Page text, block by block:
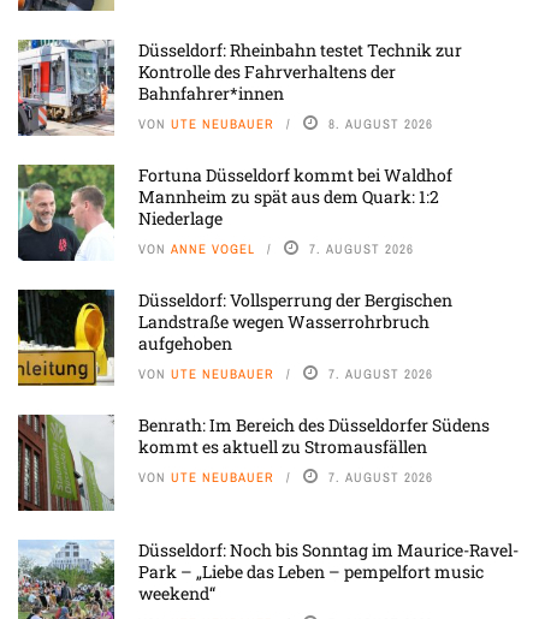
Düsseldorf: Rheinbahn testet Technik zur
Kontrolle des Fahrverhaltens der
Bahnfahrer*innen
VON UTE NEUBAUER 8. AUGUST 2026
Fortuna Düsseldorf kommt bei Waldhof
Mannheim zu spät aus dem Quark: 1:2
Niederlage
VON ANNE VOGEL 7. AUGUST 2026
Düsseldorf: Vollsperrung der Bergischen
Landstraße wegen Wasserrohrbruch
aufgehoben
VON UTE NEUBAUER 7. AUGUST 2026
Benrath: Im Bereich des Düsseldorfer Südens
kommt es aktuell zu Stromausfällen
VON UTE NEUBAUER 7. AUGUST 2026
Düsseldorf: Noch bis Sonntag im Maurice-Ravel-
Park – „Liebe das Leben – pempelfort music
weekend“